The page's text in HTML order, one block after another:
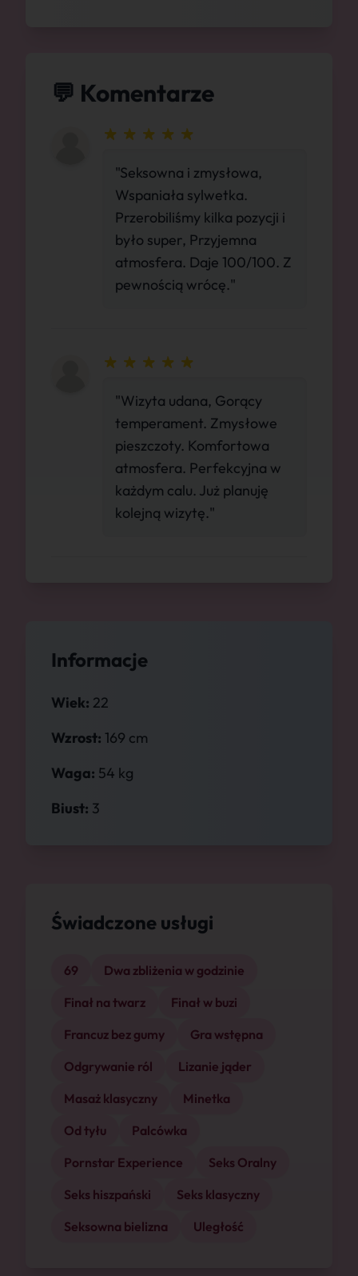
Informacje
Wiek: 22
Wzrost: 169 cm
Waga: 54 kg
Biust: 3
Świadczone usługi
69
Dwa zbliżenia w godzinie
Finał na twarz
Finał w buzi
Francuz bez gumy
Gra wstępna
Odgrywanie ról
Lizanie jąder
Masaż klasyczny
Minetka
Od tyłu
Palcówka
Pornstar Experience
Seks Oralny
Seks hiszpański
Seks klasyczny
Seksowna bielizna
Uległość
💬 Komentarze
"Seksowna i zmysłowa,
Wspaniała sylwetka.
Przerobiliśmy kilka pozycji i
było super, Przyjemna
atmosfera. Daje 100/100. Z
pewnością wrócę."
"Wizyta udana, Gorący
temperament. Zmysłowe
pieszczoty. Komfortowa
atmosfera. Perfekcyjna w
każdym calu. Już planuję
kolejną wizytę."